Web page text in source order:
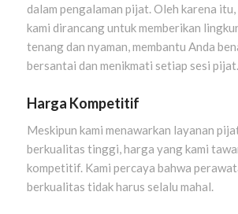
dalam pengalaman pijat. Oleh karena
kami dirancang untuk memberikan
tenang dan nyaman, membantu Anda
bersantai dan menikmati setiap sesi pijat.
Harga Kompetitif
Meskipun kami menawarkan layanan
berkualitas tinggi, harga yang kami
kompetitif. Kami percaya bahwa
berkualitas tidak harus selalu mahal.